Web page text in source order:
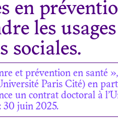
en
les
sociales.
et prévention en santé
Paris Cité) en
un contrat doctoral à
30 juin 2025.